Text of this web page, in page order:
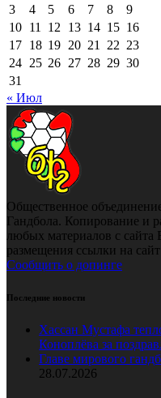
3 4 5 6 7 8
9
10 11 12 13 14 15 16
17 18 19 20 21 22 23
24 25 26 27 28 29 30
31
« Июл
Общественное
Гандбола. Копирование и
любых материалов с сайта
размещения ссылки на
Сообщить о допинге
Последние новости
Хассан Мустафа
Коноплёва за
Главе мирового
28.07.2026